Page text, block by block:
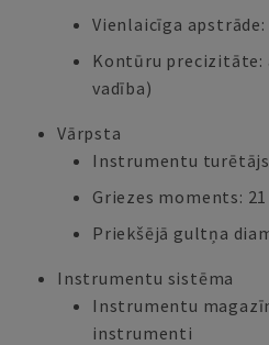
Vienlaicīga
Kontūru precizitāte:
vadība)
Vārpsta
Instrumentu
Griezes moments:
Priekšējā gultņa
Instrumentu sistēma
Instrumentu
instrumenti